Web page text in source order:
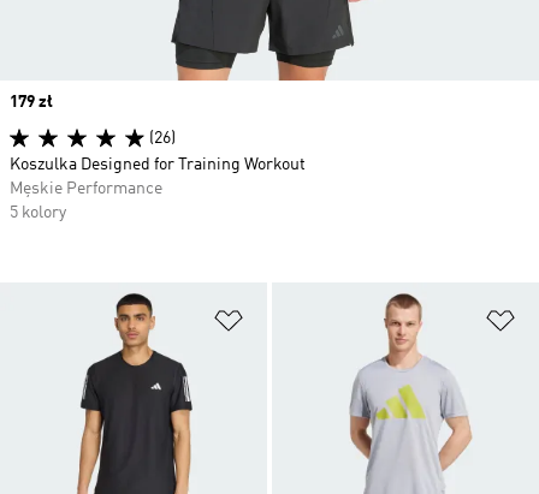
Dodaj do listy życzeń
Price
179 zł
(26)
Koszulka Designed for Training Workout
Męskie Performance
5 kolory